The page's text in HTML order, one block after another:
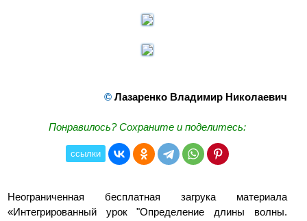
© Лазаренко Владимир Николаевич
Понравилось? Сохраните и поделитесь:
ссылки
Неограниченная бесплатная загрука материала
«Интегрированный урок "Определение длины волны.